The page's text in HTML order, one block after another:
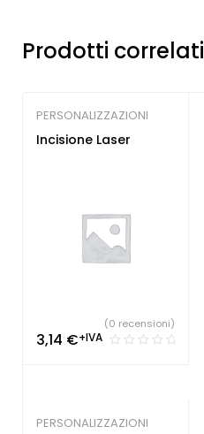
Prodotti correlati
PERSONALIZZAZIONI
Incisione Laser
3,14 €+IVA
(0 recensioni)
PERSONALIZZAZIONI